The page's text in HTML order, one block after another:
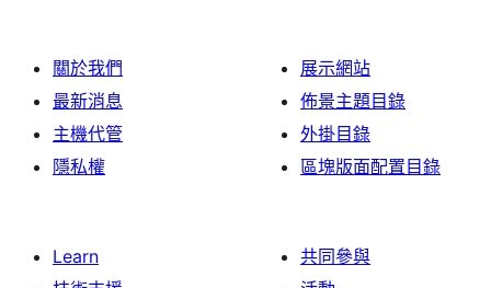
關於我們
最新消息
主機代管
隱私權
展示網站
佈景主題目錄
外掛目錄
區塊版面配置目錄
Learn
共同參與